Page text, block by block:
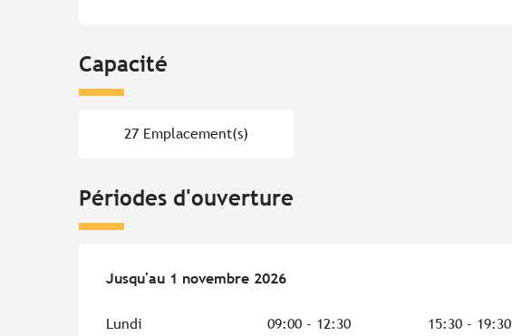
Capacité
27 Emplacement(s)
Périodes d'ouverture
Du28 mars 2026au1 novembre 2026
Jusqu'au 1 novembre 2026
Lundi 09:00 - 12:30 15:30 - 19:30